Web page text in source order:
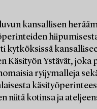
kansallisen
kytköksissä
Käsityön Ystävät,
ryijymalleja
niitä kotinsa ja